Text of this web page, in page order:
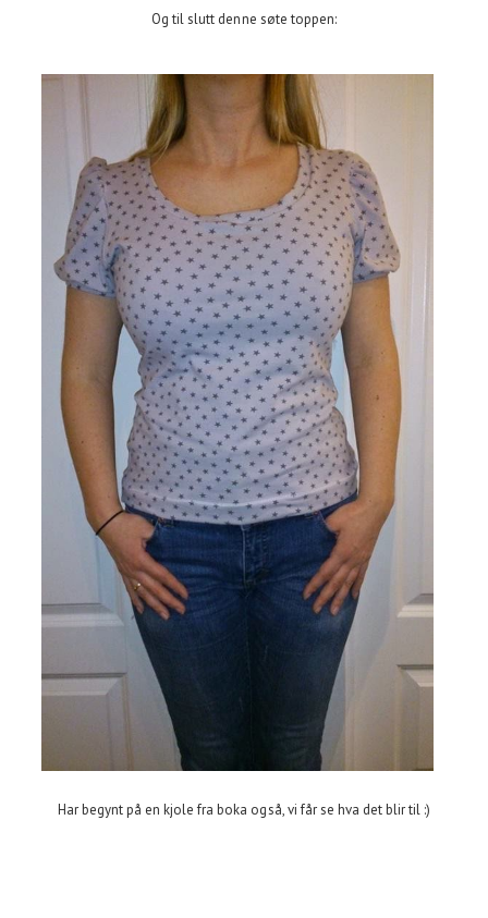
Og til slutt denne søte toppen:
Har begynt på en kjole fra boka også, vi får se hva det blir til :)